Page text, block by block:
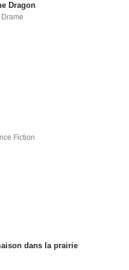
Dragon
Drame
Fiction
dans la prairie